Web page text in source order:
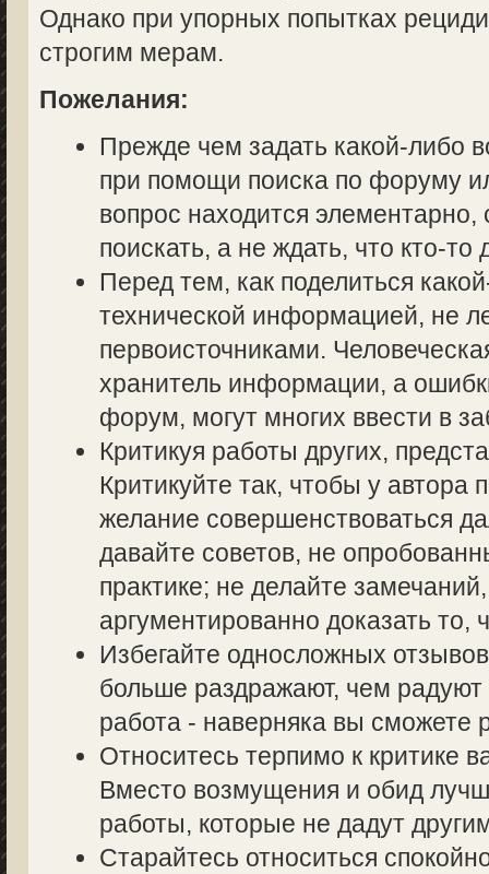
Однако при упорных попытках
строгим мерам.
Пожелания:
Прежде чем задать какой-либо
при помощи поиска по форуму
вопрос находится элементарно,
поискать, а не ждать, что кто-то
Перед тем, как поделиться
технической информацией, не
первоисточниками.
хранитель информации, а
форум, могут многих ввести в
Критикуя работы других,
Критикуйте так, чтобы у автора
желание совершенствоваться
давайте советов, не
практике; не делайте
аргументированно доказать то,
Избегайте односложных
больше раздражают, чем
работа - наверняка вы сможете
Относитесь терпимо к критике
Вместо возмущения и обид
работы, которые не дадут
Старайтесь относиться